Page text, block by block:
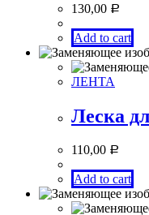
130,00 Р
Add to cart
ЛЕНТА
Леска
110,00 Р
Add to cart